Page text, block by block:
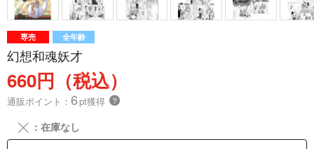
専売 全年齢
幻想和魂妖才
660円（税込）
通販ポイント： 6pt獲得 ？
╳ ：在庫なし